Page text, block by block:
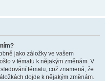
jako záložky ve vašem
v tématu k nějakým změnám. V
tématu, což znamená, že
dojde k nějakým změnám.